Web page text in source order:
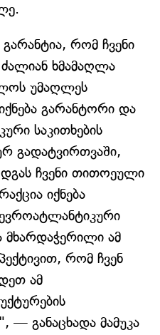
გარანტია, რომ ჩვენი
ძალიან ხმამაღლა
უმაღლეს
გარანტორი და
საკითხების
გადატვირთვაში,
ჩვენი თითოეული
იქნება
მხარდაჭერილი ამ
რომ ჩვენ
ამ
— განაცხადა მამუკა